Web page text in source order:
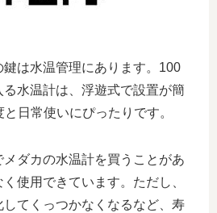
鍵は水温管理にあります。100
水温計は、浮遊式で設置が簡
日常使いにぴったりです。
ダカの水温計を買うことがあ
使用できています。ただし、
てくっつかなくなるなど、寿